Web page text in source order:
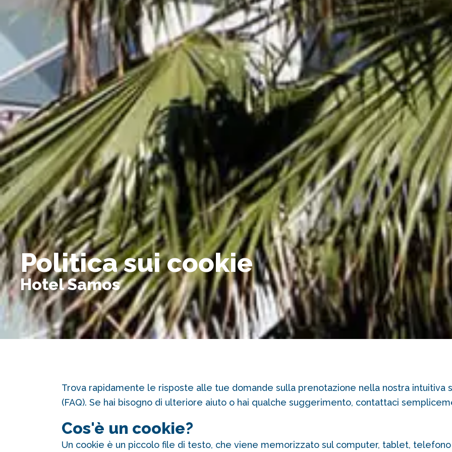
Politica sui cookie
Hotel Samos
Trova rapidamente le risposte alle tue domande sulla prenotazione nella nostra
(FAQ). Se hai bisogno di ulteriore aiuto o hai qualche suggerimento, contattaci
Cos'è un cookie?
Un cookie è un piccolo file di testo, che viene memorizzato sul computer, tablet,